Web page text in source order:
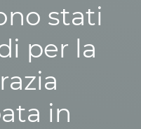
stati
per la
in